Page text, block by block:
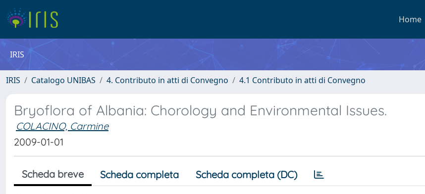
Home
IRIS
IRIS Catalogo UNIBAS 4. Contributo in atti di Convegno 4.1 Contributo in atti di Convegno
Bryoflora of Albania: Chorology and Environmental Issues.
COLACINO, Carmine
2009-01-01
Scheda breve Scheda completa Scheda completa (DC)